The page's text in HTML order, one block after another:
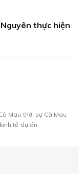
thực hiện
Mau thời sự Cà Mau
tế dự án